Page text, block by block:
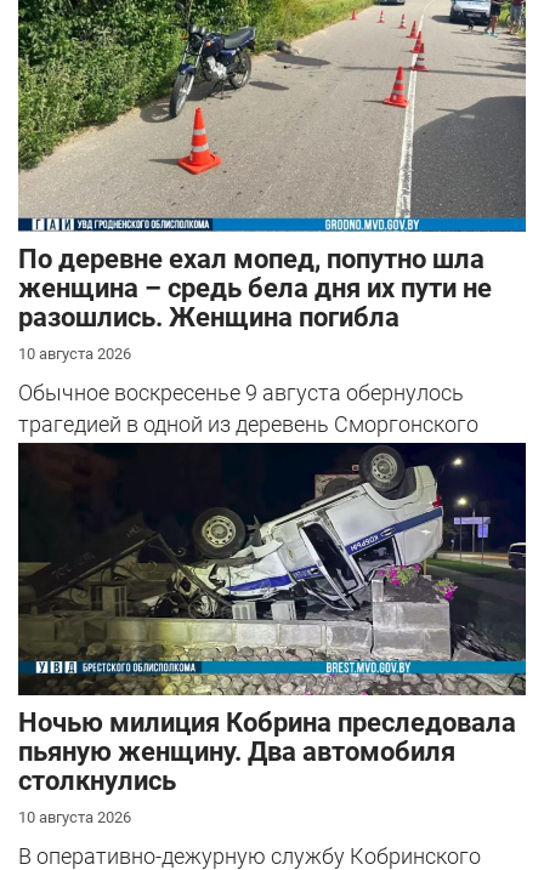
По деревне ехал мопед, попутно шла
женщина – средь бела дня их пути не
разошлись. Женщина погибла
10 августа 2026
Обычное воскресенье 9 августа обернулось
трагедией в одной из деревень Сморгонского
района.
Ночью милиция Кобрина преследовала
пьяную женщину. Два автомобиля
столкнулись
10 августа 2026
В оперативно-дежурную службу Кобринского